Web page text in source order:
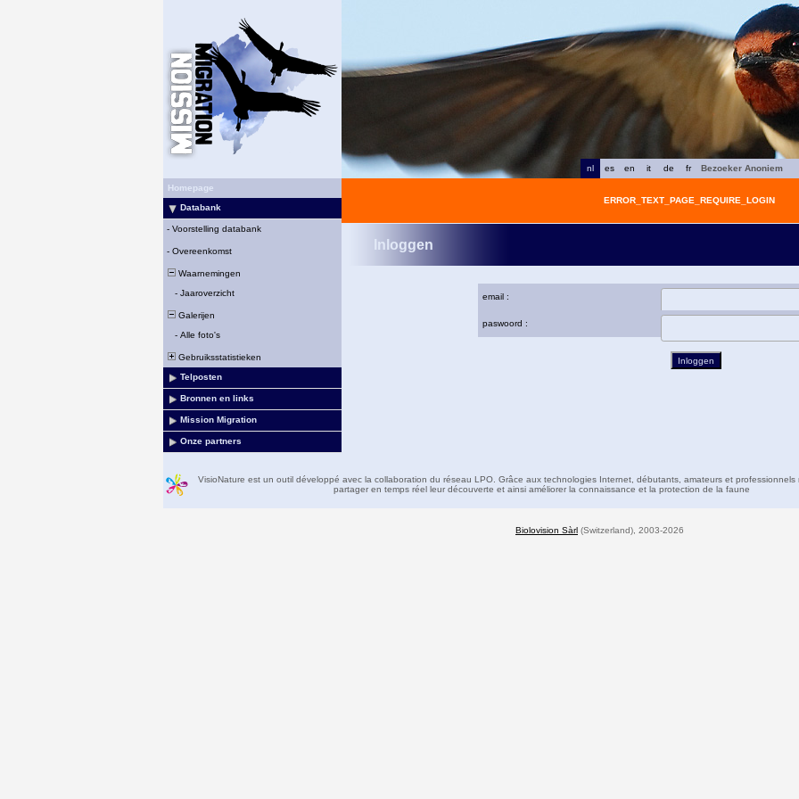
fr
de
it
en
es
nl
Bezoeker Anoniem
Homepage
Databank
- Voorstelling databank
- Overeenkomst
Waarnemingen
- Jaaroverzicht
Galerijen
- Alle foto's
Gebruiksstatistieken
Telposten
Bronnen en links
Mission Migration
Onze partners
ERROR_TEXT_PAGE_REQUIRE_LOGIN
Inloggen
email :
paswoord :
VisioNature est un outil développé avec la collaboration du réseau LPO. Grâce aux technologies Internet, débutants, amateurs et professionnels
partager en temps réel leur découverte et ainsi améliorer la connaissance et la protection de la faune
Biolovision Sàrl (Switzerland), 2003-2026